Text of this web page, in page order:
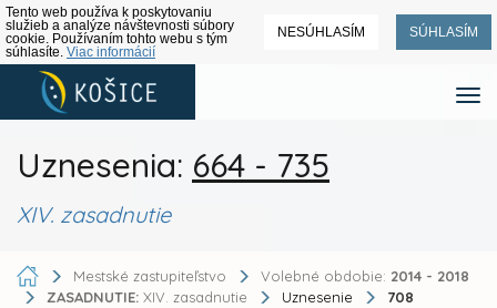
Tento web používa k poskytovaniu
služieb a analýze návštevnosti súbory
cookie. Používaním tohto webu s tým
súhlasíte. Viac informácií
NESÚHLASÍM SÚHLASÍM
Uznesenia: 664 - 735
XIV. zasadnutie
Mestské zastupiteľstvo Volebné obdobie: 2014 - 2018
ZASADNUTIE: XIV. zasadnutie Uznesenie 708